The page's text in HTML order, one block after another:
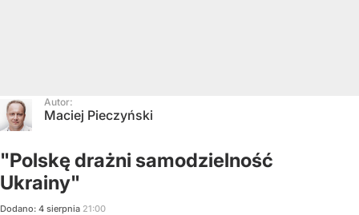
Autor:
Maciej Pieczyński
"Polskę drażni samodzielność
Ukrainy"
Dodano: 4 sierpnia 21:00